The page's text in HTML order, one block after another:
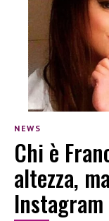
NEWS
Chi è
altezza,
Instagram